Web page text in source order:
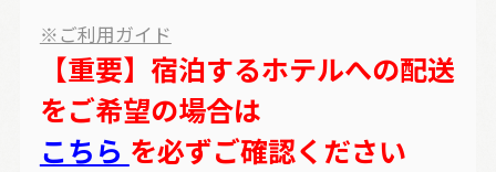
※ご利用ガイド
【重要】宿泊するホテルへの配送
をご希望の場合は
こちら を必ずご確認ください